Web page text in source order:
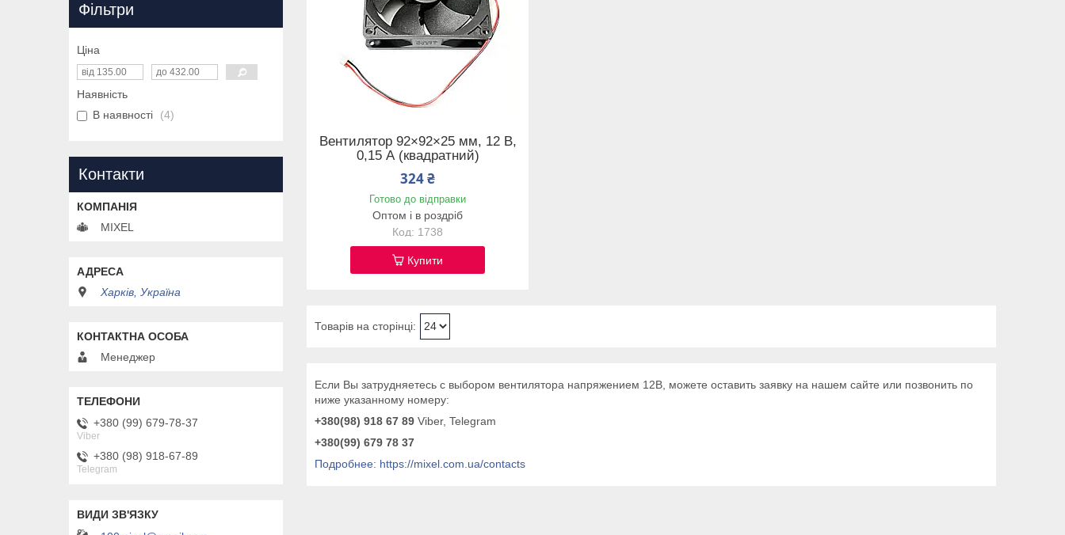
Вентилятор 92×92×25 мм, 12 В,
0,15 А (квадратний)
324 ₴
Готово до відправки
Оптом і в роздріб
1738
Купити
Если Вы затрудняетесь с выбором вентилятора напряжением 12В, можете оставить заявку на нашем сайте или позвонить по
ниже указанному номеру:
+380(98) 918 67 89 Viber, Telegram
+380(99) 679 78 37
Подробнее: https://mixel.com.ua/contacts
Фільтри
Ціна
Наявність
В наявності
4
Контакти
MIXEL
Харків, Україна
Менеджер
+380 (99) 679-78-37
Viber
+380 (98) 918-67-89
Telegram